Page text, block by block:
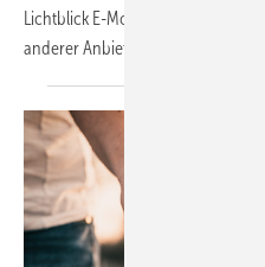
Lichtblick E-Mobility öffnet die
andererAnbieter.